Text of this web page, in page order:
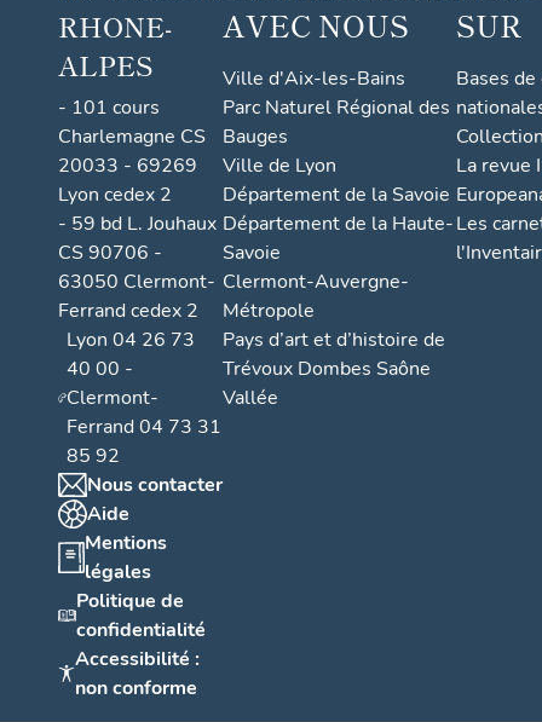
RHONE-
ALPES
- 101 cours
Charlemagne CS
20033 - 69269
Lyon cedex 2
- 59 bd L. Jouhaux
CS 90706 -
63050 Clermont-
Ferrand cedex 2
Lyon 04 26 73
40 00 -
Clermont-
Ferrand 04 73 31
85 92
Nous contacter
Aide
Mentions
légales
Politique de
confidentialité
Accessibilité :
non conforme
AVEC NOUS
Ville d'Aix-les-Bains
Parc Naturel Régional des
Bauges
Ville de Lyon
Département de la Savoie
Département de la Haute-
Savoie
Clermont-Auvergne-
Métropole
Pays d’art et d’histoire de
Trévoux Dombes Saône
Vallée
SUR
Bases
La revue
Les